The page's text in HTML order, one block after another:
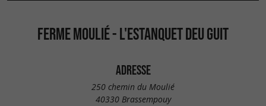
FERME MOULIÉ - L'ESTANQUET DEU GUIT
ADRESSE
250 chemin du Moulié
40330 Brassempouy